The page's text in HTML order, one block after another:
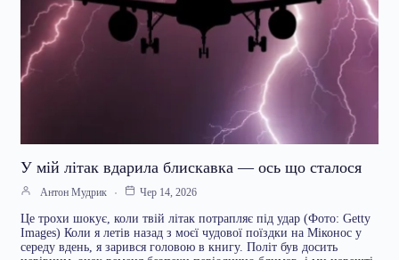
У мій літак вдарила блискавка — ось що сталося
Антон Мудрик Чер 14, 2026
Це трохи шокує, коли твій літак потрапляє під удар (Фото: Getty
Images) Коли я летів назад з моєї чудової поїздки на Міконос у
середу вдень, я зарився головою в книгу. Політ був досить